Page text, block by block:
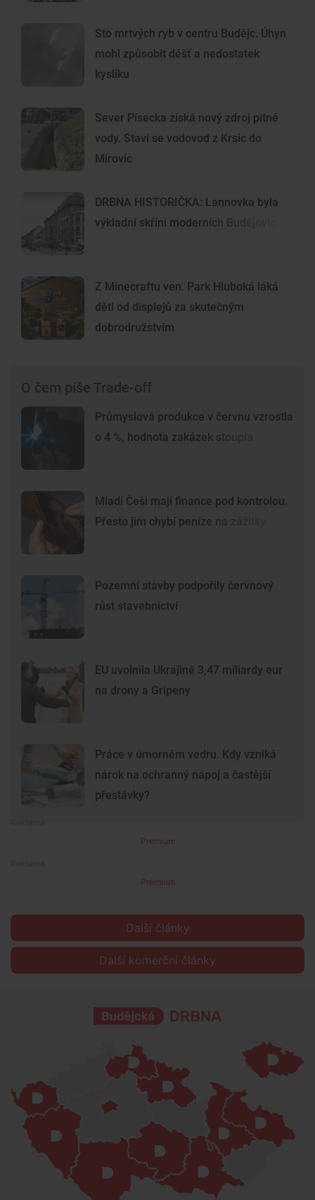
Sto mrtvých ryb v centru Budějc. Úhyn
mohl způsobit déšť a nedostatek
kyslíku
Sever Písecka získá nový zdroj pitné
vody. Staví se vodovod z Krsic do
Mirovic
DRBNA HISTORIČKA: Lannovka byla
výkladní skříní moderních Budějovic
Z Minecraftu ven. Park Hluboká láká
děti od displejů za skutečným
dobrodružstvím
O čem píše Trade-off
Průmyslová produkce v červnu vzrostla
o 4 %, hodnota zakázek stoupla
Mladí Češi mají finance pod kontrolou.
Přesto jim chybí peníze na zážitky
Pozemní stavby podpořily červnový
růst stavebnictví
EU uvolnila Ukrajině 3,47 miliardy eur
na drony a Gripeny
Práce v úmorném vedru. Kdy vzniká
nárok na ochranný nápoj a častější
přestávky?
Premium
Premium
Další články
Další komerční články